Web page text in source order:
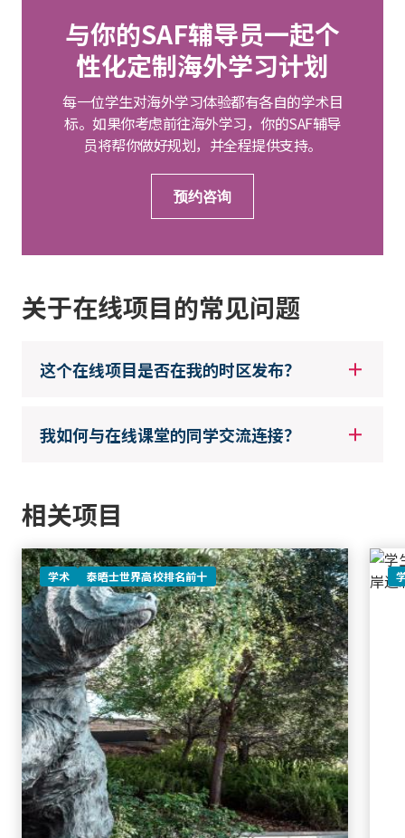
与你的SAF辅导员一起个
性化定制海外学习计划
每一位学生对海外学习体验都有各自的学术目
标。如果你考虑前往海外学习，你的SAF辅导
员将帮你做好规划，并全程提供支持。
预约咨询
关于在线项目的常见问题
这个在线项目是否在我的时区发布？
我如何与在线课堂的同学交流连接？
相关项目
学术 泰晤士世界高校排名前十